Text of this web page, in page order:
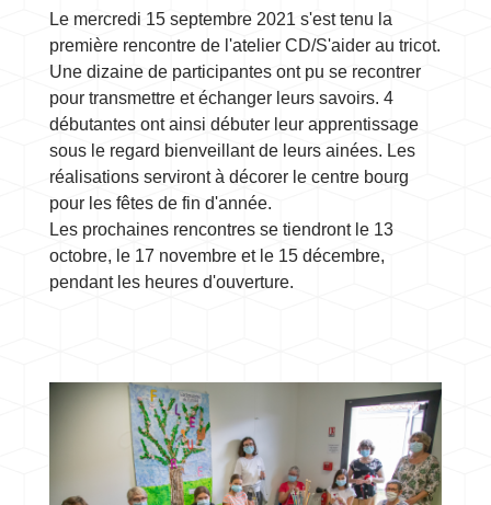
Le mercredi 15 septembre 2021 s'est tenu la
première rencontre de l'atelier CD/S'aider au tricot.
Une dizaine de participantes ont pu se recontrer
pour transmettre et échanger leurs savoirs. 4
débutantes ont ainsi débuter leur apprentissage
sous le regard bienveillant de leurs ainées. Les
réalisations serviront à décorer le centre bourg
pour les fêtes de fin d'année.
Les prochaines rencontres se tiendront le 13
octobre, le 17 novembre et le 15 décembre,
pendant les heures d'ouverture.